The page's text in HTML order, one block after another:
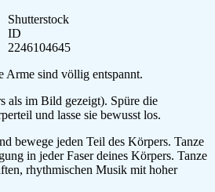
Shutterstock
ID
2246104645
Arme sind völlig entspannt.
als im Bild gezeigt). Spüre die
und lasse sie bewusst los.
bewege jeden Teil des Körpers. Tanze
in jeder Faser deines Körpers. Tanze
rhythmischen Musik mit hoher